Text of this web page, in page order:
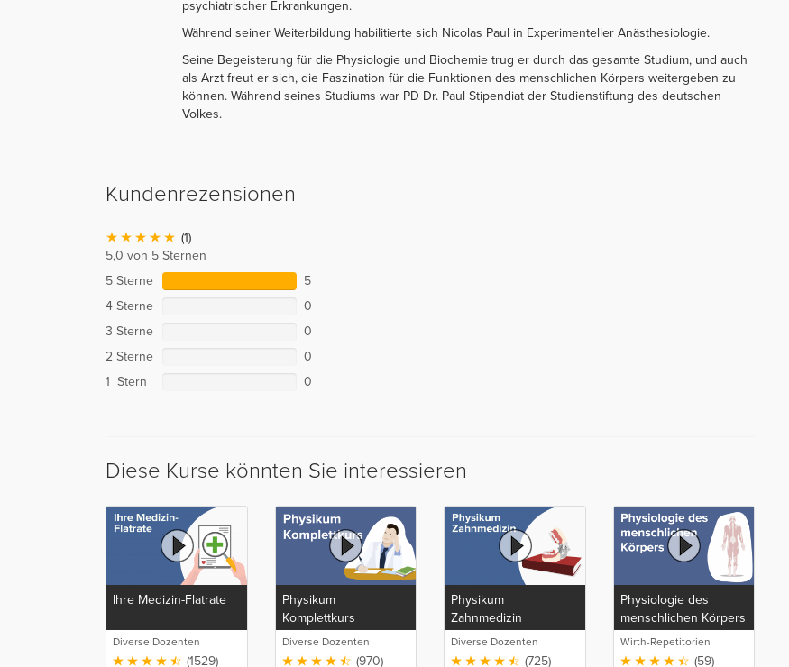
psychiatrischer Erkrankungen.
Während seiner Weiterbildung habilitierte sich Nicolas Paul in Experimenteller Anästhesiologie.
Seine Begeisterung für die Physiologie und Biochemie trug er durch das gesamte Studium, und auch
als Arzt freut er sich, die Faszination für die Funktionen des menschlichen Körpers weitergeben zu
können. Während seines Studiums war PD Dr. Paul Stipendiat der Studienstiftung des deutschen
Volkes.
Kundenrezensionen
(1)
5,0 von 5 Sternen
5 Sterne
5
4 Sterne
0
3 Sterne
0
2 Sterne
0
1 Stern
0
Diese Kurse könnten Sie interessieren
Ihre Medizin-Flatrate
Diverse Dozenten
(1529)
Physikum
Komplettkurs
Diverse Dozenten
(970)
Physikum
Zahnmedizin
Diverse Dozenten
(725)
Physiologie des
menschlichen Körpers
Wirth-Repetitorien
(59)